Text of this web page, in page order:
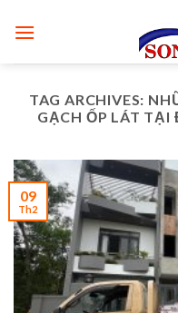
TAG ARCHIVES:
GẠCH ỐP LÁT TẠI
09
Th2